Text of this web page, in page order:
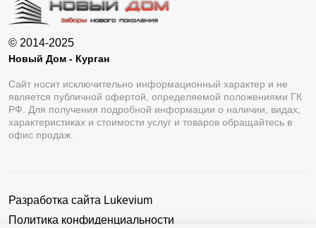
© 2014-2025
Новый Дом - Курган
Сайт носит исключительно информационный характер и не
является публичной офертой, определяемой положениями ГК
РФ. Для получения подробной информации о наличии, видах,
характеристиках и стоимости услуг и товаров обращайтесь в
офис продаж.
Разработка сайта Lukevium
Политика конфиденциальности